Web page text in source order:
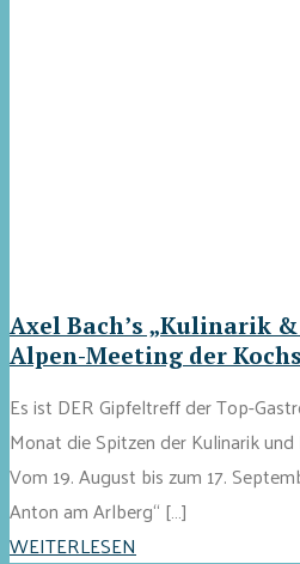
Axel Bach’s „Kulinarik
Alpen-Meeting der
Es ist DER Gipfeltreff der Top-
Monat die Spitzen der Kulinarik
Vom 19. August bis zum 17.
Anton am Arlberg“ […]
WEITERLESEN